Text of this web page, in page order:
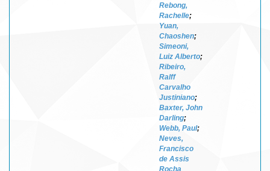
Rebong,
Rachelle;
Yuan,
Chaoshen;
Simeoni,
Luiz Alberto;
Ribeiro,
Ralff
Carvalho
Justiniano;
Baxter, John
Darling;
Webb, Paul;
Neves,
Francisco
de Assis
Rocha